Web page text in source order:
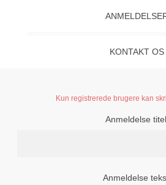
KONTAKT OS
Kun registrerede brugere kan
Anmeldelse
Anmeldelse